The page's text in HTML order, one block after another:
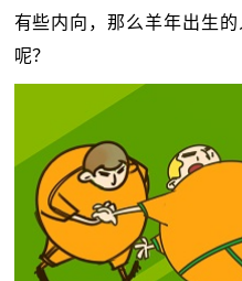
有些内向，那么羊年出生
呢？